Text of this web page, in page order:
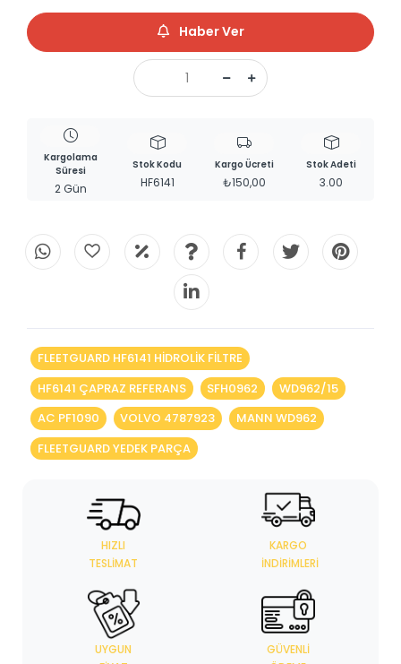
Haber Ver
Kargolama
Süresi
2 Gün
Stok Kodu
HF6141
Kargo Ücreti
₺150,00
Stok Adeti
3.00
FLEETGUARD HF6141 HIDROLIK FILTRE
HF6141 ÇAPRAZ REFERANS
SFH0962
WD962/15
AC PF1090
VOLVO 4787923
MANN WD962
FLEETGUARD YEDEK PARÇA
HIZLI
TESLIMAT
KARGO
İNDIRIMLERI
UYGUN
GÜVENLI